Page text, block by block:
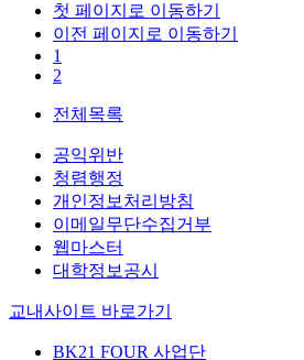
첫 페이지로 이동하기
이전 페이지로 이동하기
1
2
전체목록
공익위반
청렴행정
개인정보처리방침
이메일무단수집거부
웹마스터
대학정보공시
교내사이트 바로가기
BK21 FOUR 사업단